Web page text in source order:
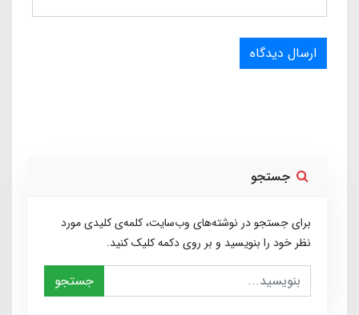
ارسال دیدگاه
جستجو
برای جستجو در نوشته‌های وب‌سایت، کلمه‌ی کلیدی مورد
نظر خود را بنویسید و بر روی دکمه کلیک کنید.
جستجو